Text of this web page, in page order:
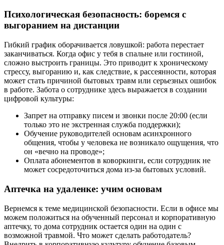
Психологическая безопасность: боремся с
выгоранием на дистанции
Гибкий график оборачивается ловушкой: работа перестает
заканчиваться. Когда офис у тебя в спальне или гостиной,
сложно выстроить границы. Это приводит к хроническому
стрессу, выгоранию и, как следствие, к рассеянности, которая
может стать причиной бытовых травм или серьезных ошибок
в работе. Забота о сотруднике здесь выражается в создании
цифровой культуры:
Запрет на отправку писем и звонки после 20:00 (если
только это не экстренная служба поддержки);
Обучение руководителей основам асинхронного
общения, чтобы у человека не возникало ощущения, что
он «вечно на проводе»;
Оплата абонементов в коворкинги, если сотрудник не
может сосредоточиться дома из-за бытовых условий.
Аптечка на удаленке: учим основам
Вернемся к теме медицинской безопасности. Если в офисе мы
можем положиться на обученный персонал и корпоративную
аптечку, то дома сотрудник остается один на один с
возможной травмой. Что может сделать работодатель?